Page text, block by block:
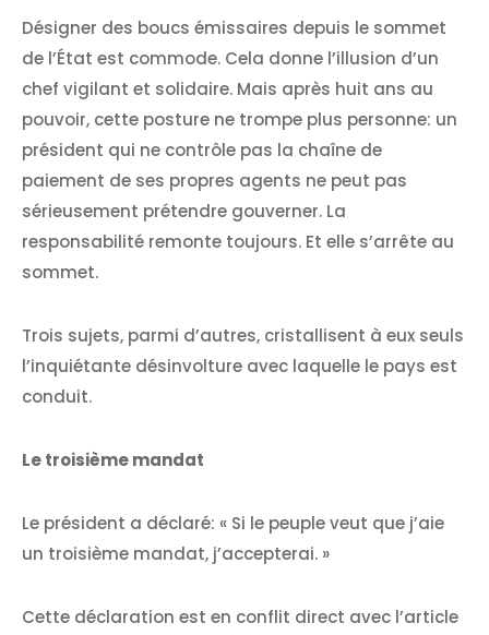
Désigner des boucs émissaires depuis le sommet
de l’État est commode. Cela donne l’illusion d’un
chef vigilant et solidaire. Mais après huit ans au
pouvoir, cette posture ne trompe plus personne: un
président qui ne contrôle pas la chaîne de
paiement de ses propres agents ne peut pas
sérieusement prétendre gouverner. La
responsabilité remonte toujours. Et elle s’arrête au
sommet.
Trois sujets, parmi d’autres, cristallisent à eux seuls
l’inquiétante désinvolture avec laquelle le pays est
conduit.
Le troisième mandat
Le président a déclaré: « Si le peuple veut que j’aie
un troisième mandat, j’accepterai. »
Cette déclaration est en conflit direct avec l’article